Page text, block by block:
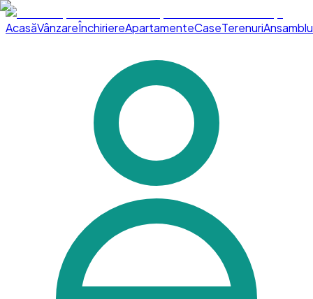
AcasăVânzareÎnchiriereApartamenteCaseTerenuri